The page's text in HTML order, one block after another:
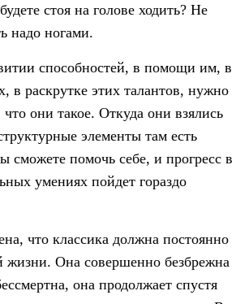
стоя на голове ходить? Не
надо ногами.
способностей, в помощи им, в
в раскрутке этих талантов, нужно
что они такое. Откуда они взялись
элементы там есть
сможете помочь себе, и прогресс в
умениях пойдет гораздо
что классика должна постоянно
жизни. Она совершенно безбрежна
она продолжает спустя